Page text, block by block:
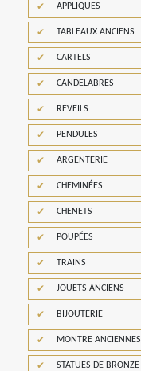
APPLIQUES
TABLEAUX ANCIENS
CARTELS
CANDELABRES
REVEILS
PENDULES
ARGENTERIE
CHEMINÉES
CHENETS
POUPÉES
TRAINS
JOUETS ANCIENS
BIJOUTERIE
MONTRE ANCIENNES
STATUES DE BRONZE